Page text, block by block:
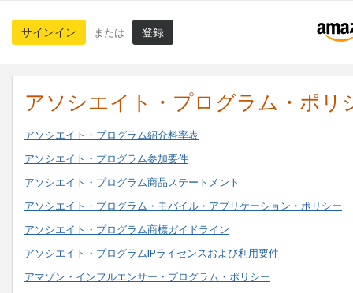
サインイン または 登録
アソシエイト・プログラム・ポリ
アソシエイト・プログラム紹介料率表
アソシエイト・プログラム参加要件
アソシエイト・プログラム商品ステートメント
アソシエイト・プログラム・モバイル・アプリケーション・ポリシー
アソシエイト・プログラム商標ガイドライン
アソシエイト・プログラムIPライセンスおよび利用要件
アマゾン・インフルエンサー・プログラム・ポリシー